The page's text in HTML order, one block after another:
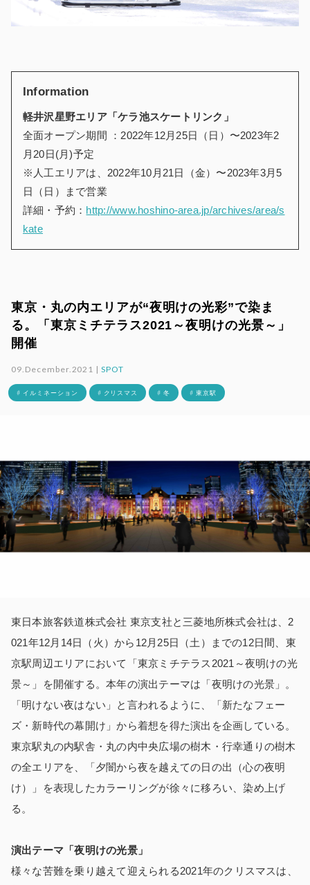
Information
軽井沢星野エリア「ケラ池スケートリンク」
全面オープン期間 ：2022年12月25日（日）〜2023年2
月20日(月)予定
※人工エリアは、2022年10月21日（金）〜2023年3月5
日（日）まで営業
詳細・予約： http://www.hoshino-area.jp/archives/area/s
kate
東京・丸の内エリアが“夜明けの光彩”で染ま
る。「東京ミチテラス2021～夜明けの光景～」
開催
09.December.2021 |SPOT
# イルミネーション # クリスマス # 冬 # 東京駅
東日本旅客鉄道株式会社 東京支社と三菱地所株式会社は、2
021年12月14日（火）から12月25日（土）までの12日間、東
京駅周辺エリアにおいて「東京ミチテラス2021～夜明けの光
景～」を開催する。本年の演出テーマは「夜明けの光景」。
「明けない夜はない」と言われるように、「新たなフェー
ズ・新時代の幕開け」から着想を得た演出を企画している。
東京駅丸の内駅舎・丸の内中央広場の樹木・行幸通りの樹木
の全エリアを、「夕闇から夜を越えての日の出（心の夜明
け）」を表現したカラーリングが徐々に移ろい、染め上げ
る。
演出テーマ「夜明けの光景」
様々な苦難を乗り越えて迎えられる2021年のクリスマスは、